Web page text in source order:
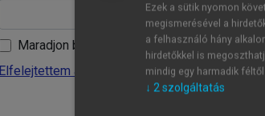
Maradjon belépve
Elfelejtettem a jelszavamat
Ezek a sütik nyomon
megismerésével a
a felhasználó hány
hirdetőkkel is
mindig egy harmadik
↓ 2szolgáltatás